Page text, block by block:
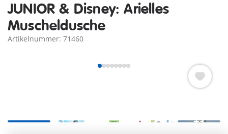
JUNIOR & Disney: Arielles
Muscheldusche
Artikelnummer: 71460
+3